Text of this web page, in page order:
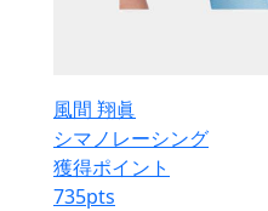
風間 翔眞
シマノレーシング
獲得ポイント
735pts